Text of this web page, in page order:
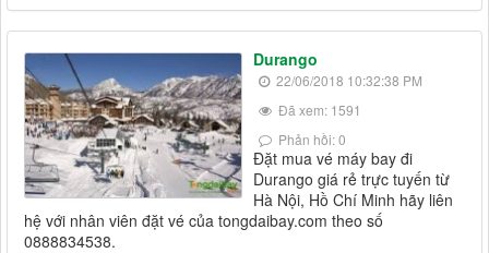
Durango
22/06/2018 10:32:38 PM
Đã xem: 1591
Phản hồi: 0
Đặt mua vé máy bay đi
Durango giá rẻ trực tuyến từ
Hà Nội, Hồ Chí Minh hãy liên
hệ với nhân viên đặt vé của tongdaibay.com theo số
0888834538.